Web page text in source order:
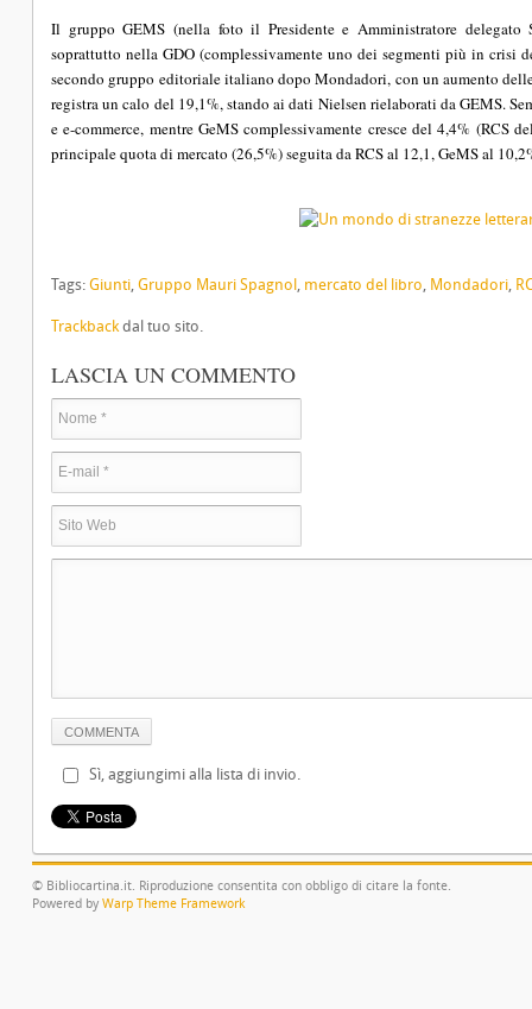
Il gruppo GEMS (nella foto il Presidente e Amministratore delegato
soprattutto nella GDO (complessivamente uno dei segmenti più in crisi
secondo gruppo editoriale italiano dopo Mondadori, con un aumento
registra un calo del 19,1%, stando ai dati Nielsen rielaborati da GEMS.
e e-commerce, mentre GeMS complessivamente cresce del 4,4% (RCS
principale quota di mercato (26,5%) seguita da RCS al 12,1, GeMS al
Tags: Giunti, Gruppo Mauri Spagnol, mercato del libro, Mondadori,
Trackbackdal tuo sito.
LASCIA UN COMMENTO
Sì, aggiungimi alla lista di invio.
© Bibliocartina.it. Riproduzione consentita con obbligo di citare la fonte.
Powered by Warp Theme Framework